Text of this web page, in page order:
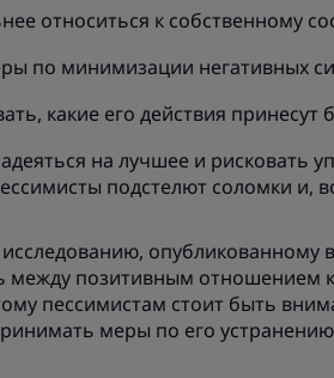
относиться к собственному
по минимизации негативных
какие его действия
на лучшее и рисковать
подстелют соломки и,
опубликованному
между позитивным отношением
пессимистам стоит быть
меры по его